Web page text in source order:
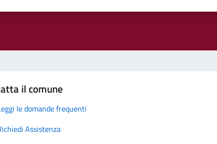
il comune
le domande frequenti
Assistenza